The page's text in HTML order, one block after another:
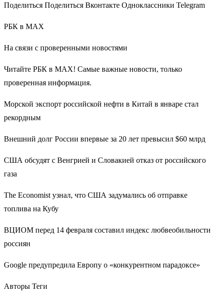
Поделиться Поделиться Вконтакте Одноклассники Telegram
РБК в MAX
На связи с проверенными новостями
Читайте РБК в MAX! Самые важные новости, только
проверенная информация.
Морской экспорт российской нефти в Китай в январе стал
рекордным
Внешний долг России впервые за 20 лет превысил $60 млрд
США обсудят с Венгрией и Словакией отказ от российского
газа
The Economist узнал, что США задумались об отправке
топлива на Кубу
ВЦИОМ перед 14 февраля составил индекс любвеобильности
россиян
Google предупредила Европу о «конкурентном парадоксе»
Авторы Теги